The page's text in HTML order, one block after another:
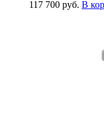
117 700 руб. В